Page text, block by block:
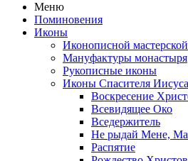
Меню
Поминовения
Иконы
Иконописной
Мануфактуры монастыря
Рукописные иконы
Иконы Спасителя
Воскресение
Всевидящее Око
Вседержитель
Не рыдай Мене,
Распятие